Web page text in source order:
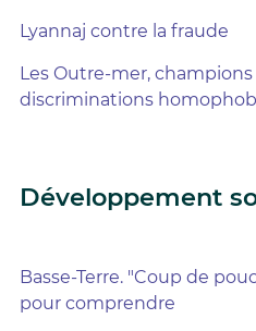
Lyannaj contre la fraude
Les Outre-mer,
discriminations
Développement
Basse-Terre. "Coup de
pour comprendre